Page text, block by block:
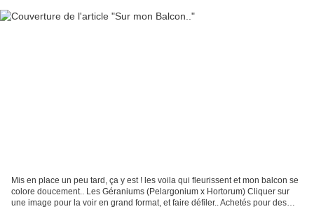
Mis en place un peu tard, ça y est ! les voila qui fleurissent et mon balcon se
colore doucement.. Les Géraniums (Pelargonium x Hortorum) Cliquer sur
une image pour la voir en grand format, et faire défiler.. Achetés pour des